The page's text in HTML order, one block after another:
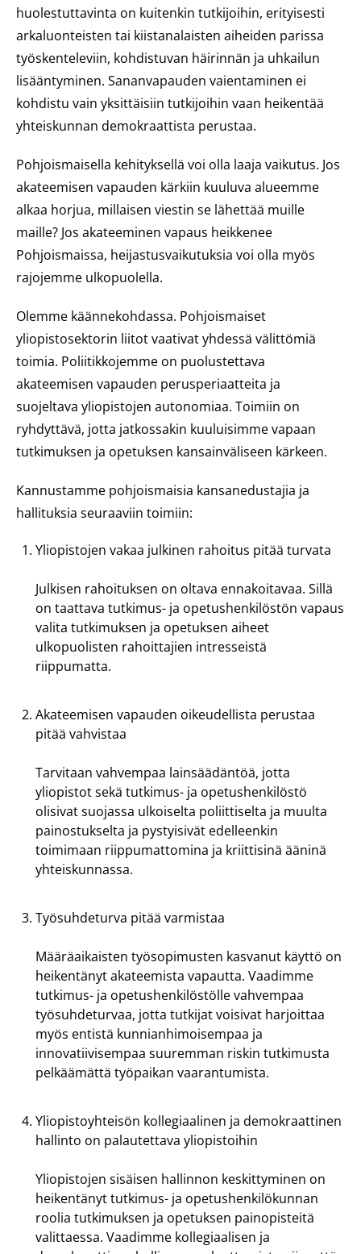
huolestuttavinta on kuitenkin tutkijoihin, erityisesti
arkaluonteisten tai kiistanalaisten aiheiden parissa
työskenteleviin, kohdistuvan häirinnän ja uhkailun
lisääntyminen. Sananvapauden vaientaminen ei
kohdistu vain yksittäisiin tutkijoihin vaan heikentää
yhteiskunnan demokraattista perustaa.
Pohjoismaisella kehityksellä voi olla laaja vaikutus. Jos
akateemisen vapauden kärkiin kuuluva alueemme
alkaa horjua, millaisen viestin se lähettää muille
maille? Jos akateeminen vapaus heikkenee
Pohjoismaissa, heijastusvaikutuksia voi olla myös
rajojemme ulkopuolella.
Olemme käännekohdassa. Pohjoismaiset
yliopistosektorin liitot vaativat yhdessä välittömiä
toimia. Poliitikkojemme on puolustettava
akateemisen vapauden perusperiaatteita ja
suojeltava yliopistojen autonomiaa. Toimiin on
ryhdyttävä, jotta jatkossakin kuuluisimme vapaan
tutkimuksen ja opetuksen kansainväliseen kärkeen.
Kannustamme pohjoismaisia kansanedustajia ja
hallituksia seuraaviin toimiin:
Yliopistojen vakaa julkinen rahoitus pitää turvata
Julkisen rahoituksen on oltava ennakoitavaa. Sillä
on taattava tutkimus- ja opetushenkilöstön vapaus
valita tutkimuksen ja opetuksen aiheet
ulkopuolisten rahoittajien intresseistä
riippumatta.
Akateemisen vapauden oikeudellista perustaa
pitää vahvistaa
Tarvitaan vahvempaa lainsäädäntöä, jotta
yliopistot sekä tutkimus- ja opetushenkilöstö
olisivat suojassa ulkoiselta poliittiselta ja muulta
painostukselta ja pystyisivät edelleenkin
toimimaan riippumattomina ja kriittisinä ääninä
yhteiskunnassa.
Työsuhdeturva pitää varmistaa
Määräaikaisten työsopimusten kasvanut käyttö on
heikentänyt akateemista vapautta. Vaadimme
tutkimus- ja opetushenkilöstölle vahvempaa
työsuhdeturvaa, jotta tutkijat voisivat harjoittaa
myös entistä kunnianhimoisempaa ja
innovatiivisempaa suuremman riskin tutkimusta
pelkäämättä työpaikan vaarantumista.
Yliopistoyhteisön kollegiaalinen ja demokraattinen
hallinto on palautettava yliopistoihin
Yliopistojen sisäisen hallinnon keskittyminen on
heikentänyt tutkimus- ja opetushenkilökunnan
roolia tutkimuksen ja opetuksen painopisteitä
valittaessa. Vaadimme kollegiaalisen ja